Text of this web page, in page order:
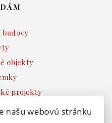
budovy
objekty
projekty
našu webovú stránku